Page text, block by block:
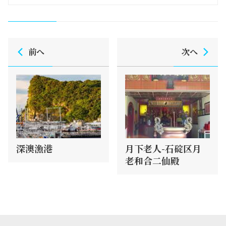
前へ
深澳漁港
次へ
月下老人-石碇区月
老和合二仙殿